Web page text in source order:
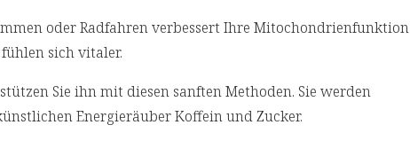
oder Radfahren verbessert Ihre Mitochondrienfunktion
sich vitaler.
Sie ihn mit diesen sanften Methoden. Sie werden
Energieräuber Koffein und Zucker.